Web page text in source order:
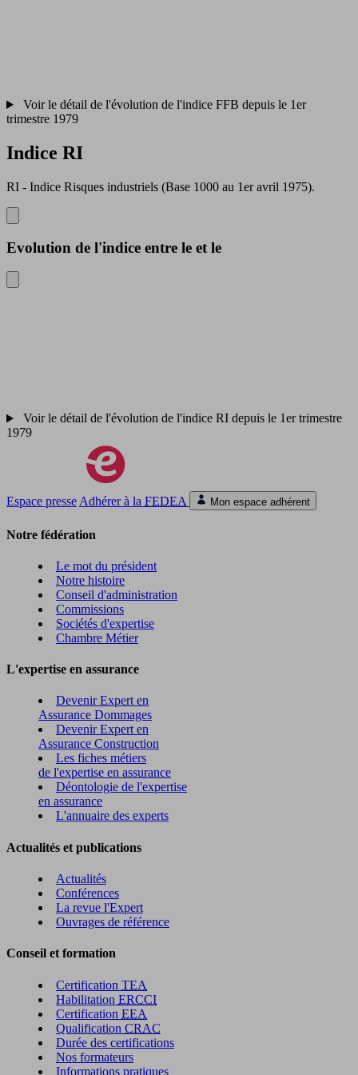
Voir le détail de l'évolution de l'indice FFB depuis le 1er
trimestre 1979
Indice RI
RI - Indice Risques industriels (Base 1000 au 1er avril 1975).
Evolution de l'indice entre le et le
Voir le détail de l'évolution de l'indice RI depuis le 1er trimestre
1979
Espace presseAdhérer à la FEDEA Mon espace adhérent
Notre fédération
Le mot du président
Notre histoire
Conseil d'administration
Commissions
Sociétés d'expertise
Chambre Métier
L'expertise en assurance
Devenir Expert en
Assurance Dommages
Devenir Expert en
Assurance Construction
Les fiches métiers
de l'expertise en assurance
Déontologie de l'expertise
en assurance
L'annuaire des experts
Actualités et publications
Actualités
Conférences
La revue l'Expert
Ouvrages de référence
Conseil et formation
Certification TEA
Habilitation ERCCI
Certification EEA
Qualification CRAC
Durée des certifications
Nos formateurs
Informations pratiques